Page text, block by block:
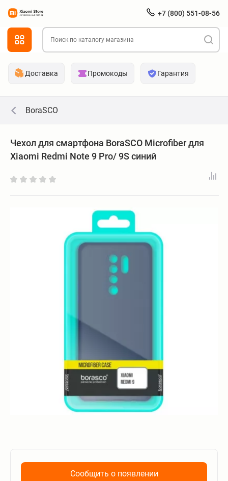
+7 (800) 551-08-56
Доставка Промокоды Гарантия
BoraSCO
Чехол для смартфона BoraSCO Microfiber для
Xiaomi Redmi Note 9 Pro/ 9S синий
Сообщить о появлении